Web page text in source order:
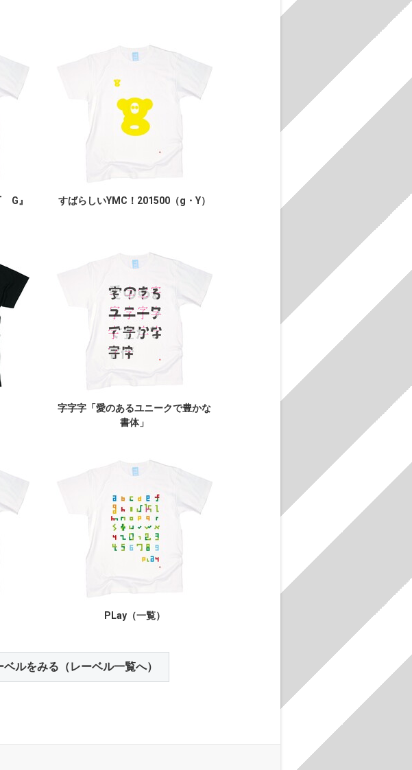
G』
すばらしいYMC！201500（g・Y）
字字字「愛のあるユニークで豊かな
書体」
PLay（一覧）
ルをみる（レーベル一覧へ）